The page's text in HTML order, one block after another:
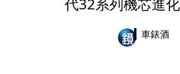
車錶酒